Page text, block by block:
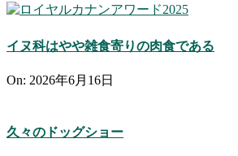
イヌ科はやや雑食寄りの肉食である
On: 2026年6月16日
久々のドッグショー